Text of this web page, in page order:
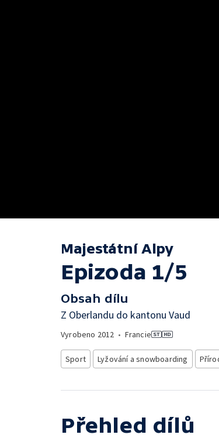
Majestátní Alpy
Epizoda 1/5
Obsah dílu
Z Oberlandu do kantonu Vaud
Vyrobeno 2012 • Francie
Sport Lyžování a snowboarding
Přehled dílů